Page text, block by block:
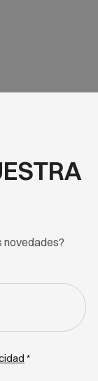
novedades?
*